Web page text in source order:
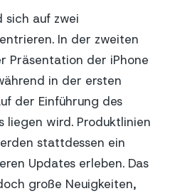
sich auf zwei
In der zweiten
Präsentation der iPhone
in der ersten
der Einführung des
wird. Produktlinien
stattdessen ein
Updates erleben. Das
große Neuigkeiten,